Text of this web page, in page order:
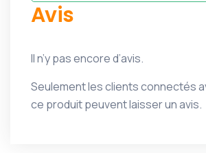
Avis
Il n’y pas encore d’avis.
Seulement les clients connectés
ce produit peuvent laisser un avis.